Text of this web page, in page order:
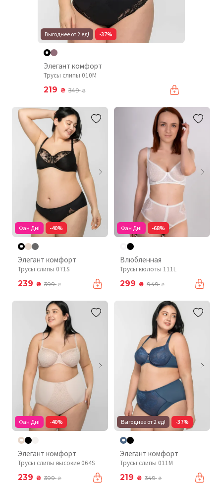
Выгоднее от 2 ед! -37%
Элегант комфорт
Трусы слипы 010М
219 ₴ 349₴
Фан Дні -40%
Элегант комфорт
Трусы слипы 071S
239 ₴ 399₴
Фан Дні -68%
Влюбленная
Трусы кюлоты 111L
299 ₴ 949₴
Фан Дні -40%
Элегант комфорт
Трусы слипы высокие 064S
239 ₴ 399₴
Выгоднее от 2 ед! -37%
Элегант комфорт
Трусы слипы 011М
219 ₴ 349₴